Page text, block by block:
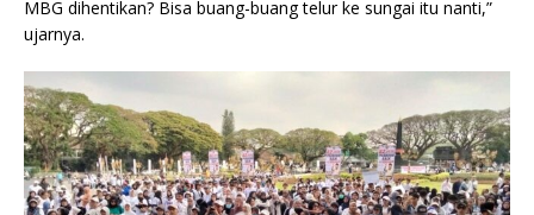
MBG dihentikan? Bisa buang-buang telur ke sungai itu nanti,”
ujarnya.